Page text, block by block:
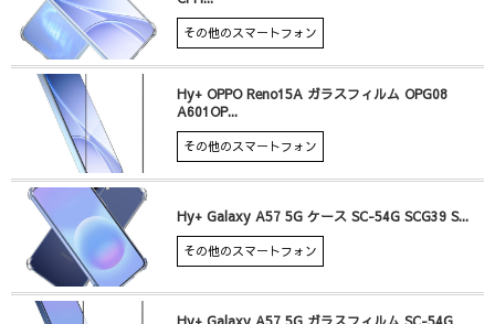
その他のスマートフォン
Hy+ OPPO Reno15A ガラスフィルム OPG08
A601OP...
その他のスマートフォン
Hy+ Galaxy A57 5G ケース SC-54G SCG39 S...
その他のスマートフォン
Hy+ Galaxy A57 5G ガラスフィルム SC-54G